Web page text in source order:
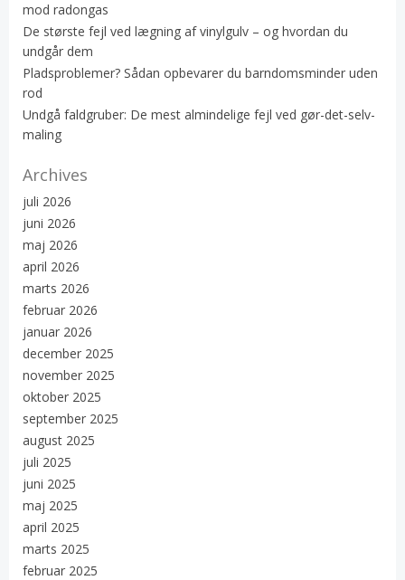
mod radongas
De største fejl ved lægning af vinylgulv – og hvordan du
undgår dem
Pladsproblemer? Sådan opbevarer du barndomsminder uden
rod
Undgå faldgruber: De mest almindelige fejl ved gør-det-selv-
maling
Archives
juli 2026
juni 2026
maj 2026
april 2026
marts 2026
februar 2026
januar 2026
december 2025
november 2025
oktober 2025
september 2025
august 2025
juli 2025
juni 2025
maj 2025
april 2025
marts 2025
februar 2025